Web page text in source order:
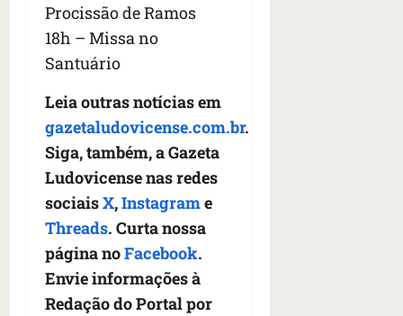
Procissão de Ramos
18h – Missa no
Santuário
Leia outras notícias em
gazetaludovicense.com.br.
Siga, também, a Gazeta
Ludovicense nas redes
sociaisX,Instagrame
Threads. Curta nossa
página noFacebook.
Envie informações à
Redação do Portal por